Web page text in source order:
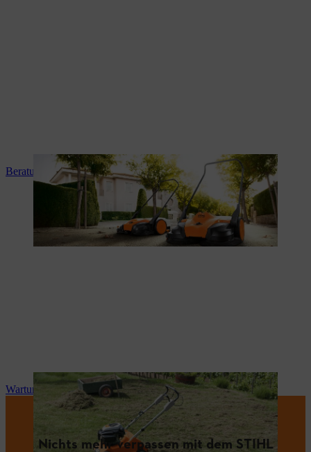
Beratung und Produkteinweisung
Wartung und Reparatur
Nichts mehr verpassen mit dem STIHL